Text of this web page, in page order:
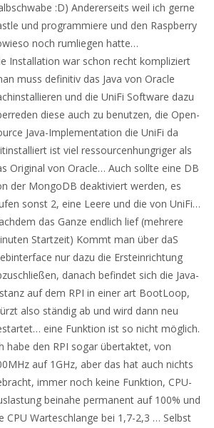
:D) Andererseits weil ich gerne
und programmiere und den Raspberry
noch rumliegen hatte…
Installation war schon recht kompliziert
muss definitiv das Java von Oracle
und die UniFi Software dazu
diese auch zu benutzen, die Open-
Java-Implementation die UniFi da
ist viel ressourcenhungriger als
Original von Oracle… Auch sollte eine DB
der MongoDB deaktiviert werden, es
sonst 2, eine Leere und die von UniFi…
das Ganze endlich lief (mehrere
Startzeit) Kommt man über daS
nur dazu die Ersteinrichtung
danach befindet sich die Java-
auf dem RPI in einer art BootLoop,
also ständig ab und wird dann neu
eine Funktion ist so nicht möglich.
habe den RPI sogar übertaktet, von
auf 1GHz, aber das hat auch nichts
immer noch keine Funktion, CPU-
beinahe permanent auf 100% und
CPU Warteschlange bei 1,7-2,3 … Selbst